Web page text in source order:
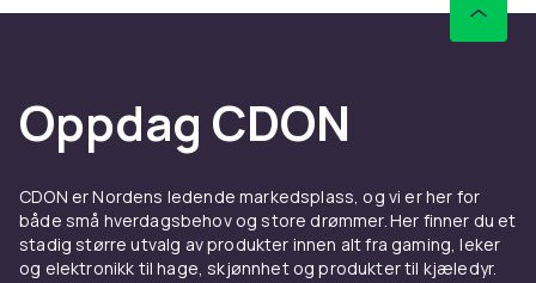
Oppdag CDON
CDON er Nordens ledende markedsplass, og vi er her for
både små hverdagsbehov og store drømmer. Her finner du et
stadig større utvalg av produkter innen alt fra gaming, leker
og elektronikk til hage, skjønnhet og produkter til kjæledyr.